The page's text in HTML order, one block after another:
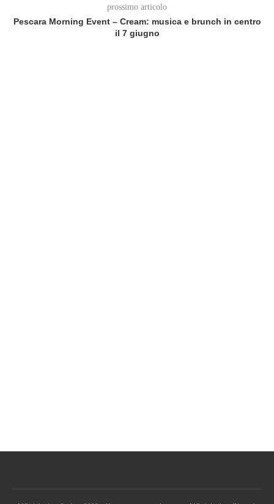
prossimo articolo
Pescara Morning Event – Cream: musica e brunch in centro
il 7 giugno